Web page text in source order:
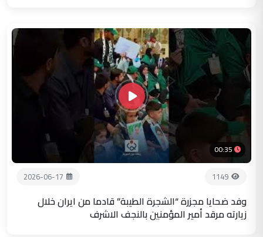
00:35
1149
2026-06-17
وفد ضحايا مجزرة “الشجرة الطيبة” قادما من ايران خلال
زيارته مرقد أمير المؤمنين بالنجف الاشرف